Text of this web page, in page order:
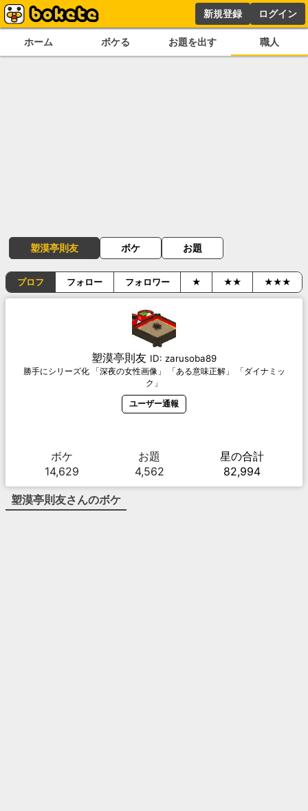
新規登録 ログイン
ホーム ボケる お題を出す 職人
塑漠亭則友 ボケ お題
プロフ フォロー フォロワー ★ ★★ ★★★
塑漠亭則友 ID: zarusoba89
勝手にシリーズ化 「深夜の女性画像」 「ある意味正解」 「ダイナミッ
ク」
ユーザー通報
ボケ
14,629
お題
4,562
星の合計
82,994
塑漠亭則友さんのボケ